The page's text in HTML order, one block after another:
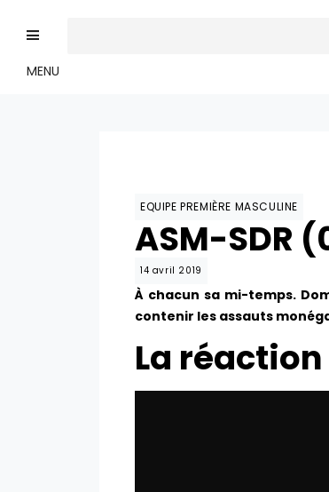
MENU
EQUIPE PREMIÈRE MASCULINE
ASM-SDR
14 avril 2019
À chacun sa mi-temps.
contenir les assauts
La